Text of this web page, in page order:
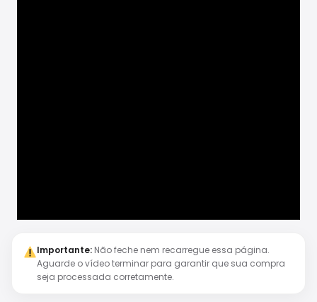
Importante: Não feche nem recarregue essa página.
Aguarde o vídeo terminar para garantir que sua compra
seja processada corretamente.